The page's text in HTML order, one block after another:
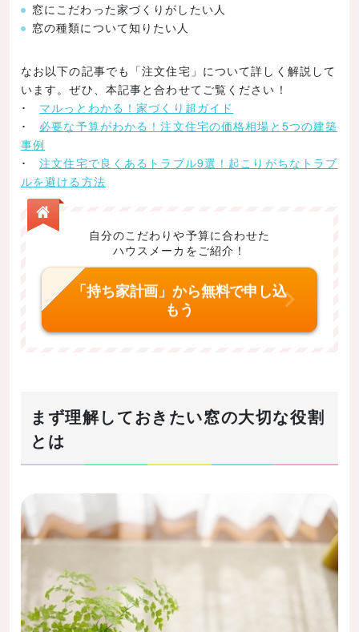
キッチン
トイレ
浴室・脱衣所
子供部屋
窓の種類別にメリット・デメリットを解説
掃き出し窓
腰高窓
引き違い窓
折りたたみ窓
FIX窓
スリット窓
まとめ
記事の内容まとめ
窓にこだわった家づくりがしたい人
窓の種類について知りたい人
なお以下の記事でも「注文住宅」について詳しく解説して
います。ぜひ、本記事と合わせてご覧ください！
･ マルっとわかる！家づくり超ガイド
･ 必要な予算がわかる！注文住宅の価格相場と5つの建築
事例
･注文住宅で良くあるトラブル9選！起こりがちなトラブ
ルを避ける方法
自分のこだわりや予算に合わせた
ハウスメーカをご紹介！
「持ち家計画」から無料で申し込
もう
まず理解しておきたい窓の大切な役割
とは